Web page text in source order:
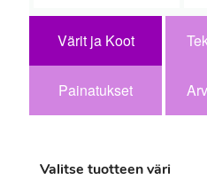
Värit ja Koot
Painatukset
Valitse tuotteen väri